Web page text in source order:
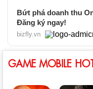
Bứt phá doanh thu
Đăng ký ngay!
bizfly.vn
GAME MOBILE